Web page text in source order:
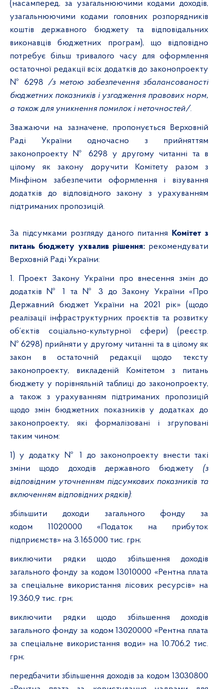
(насамперед, за узагальнюючими кодами доходів,
узагальнюючими кодами головних розпорядників
коштів державного бюджету та відповідальних
виконавців бюджетних програм), що відповідно
потребує більш тривалого часу для оформлення
остаточної редакції всіх додатків до законопроекту
№ 6298 /з метою забезпечення збалансованості
бюджетних показників і узгодження правових норм,
а також для уникнення помилок і неточностей/.
Зважаючи на зазначене, пропонується Верховній
Раді України одночасно з прийняттям
законопроекту № 6298 у другому читанні та в
цілому як закону доручити Комітету разом з
Мінфіном забезпечити оформлення і візування
додатків до відповідного закону з урахуванням
підтриманих пропозицій.
За підсумками розгляду даного питання
Комітет з
питань бюджету ухвалив рішення:рекомендувати
Верховній Раді України:
1. Проект Закону України про внесення змін до
додатків № 1 та № 3 до Закону України «Про
Державний бюджет України на 2021 рік» (щодо
реалізації інфраструктурних проєктів та розвитку
об’єктів соціально-культурної сфери) (реєстр.
№ 6298) прийняти у другому читанні та в цілому як
закон в остаточній редакції щодо тексту
законопроекту, викладеній Комітетом з питань
бюджету у порівняльній таблиці до законопроекту,
а також з урахуванням підтриманих пропозицій
щодо змін бюджетних показників у додатках до
законопроекту, які формалізовані і згруповані
таким чином:
1) у додатку № 1 до законопроекту внести такі
зміни щодо доходів державного бюджету (з
відповідним уточненням підсумкових показників та
включенням відповідних рядків):
збільшити доходи загального фонду за
кодом 11020000 «Податок на прибуток
підприємств» на 3.165.000 тис. грн;
виключити рядки щодо збільшення доходів
загального фонду за кодом 13010000 «Рентна плата
за спеціальне використання лісових ресурсів» на
19.360,9 тис. грн;
виключити рядки щодо збільшення доходів
загального фонду за кодом 13020000 «Рентна плата
за спеціальне використання води» на 10.706,2 тис.
грн;
передбачити збільшення доходів за кодом 13030800